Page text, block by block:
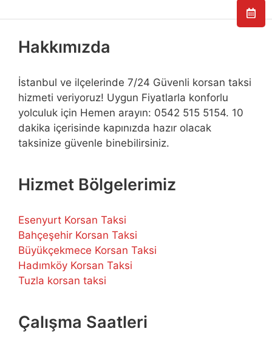
Hakkımızda
İstanbul ve ilçelerinde 7/24 Güvenli korsan taksi
hizmeti veriyoruz! Uygun Fiyatlarla konforlu
yolculuk için Hemen arayın: 0542 515 5154. 10
dakika içerisinde kapınızda hazır olacak
taksinize güvenle binebilirsiniz.
Hizmet Bölgelerimiz
Esenyurt Korsan Taksi
Bahçeşehir Korsan Taksi
Büyükçekmece Korsan Taksi
Hadımköy Korsan Taksi
Tuzla korsan taksi
Çalışma Saatleri